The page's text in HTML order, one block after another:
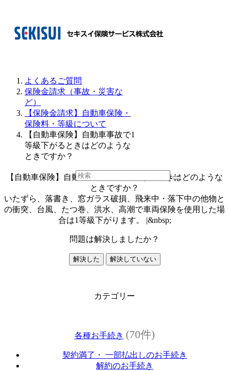
よくあるご質問
保険金請求（事故・災害な
ど）
【保険金請求】自動車保険・
保険料・等級について
【自動車保険】自動車事故で1
等級下がるときはどのような
ときですか？
【自動車保険】自動車事故で1等級下がるときはどのような
ときですか？
いたずら、落書き、窓ガラス破損、飛来中・落下中の他物と
の衝突、台風、たつ巻、洪水、高潮で車両保険を使用した場
合は1等級下がります。 |&nbsp;
問題は解決しましたか？
解決した 解決していない
カテゴリー
各種お手続き (70件)
契約満了・ 一部払出しのお手続き
解約のお手続き